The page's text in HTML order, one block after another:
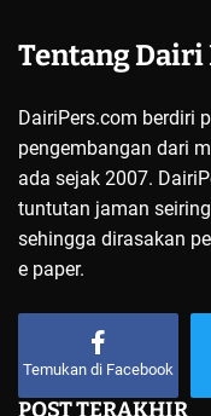
Tentang Dairi
DairiPers.com berdiri
pengembangan dari
ada sejak 2007.
tuntutan jaman
sehingga dirasakan
e paper.
Temukan di Facebook
POST TERAKHIR